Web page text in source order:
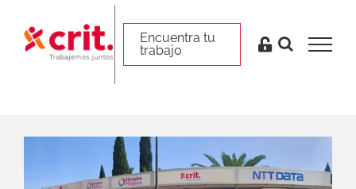
content
Encuentra tu
trabajo
Encuentra tu trabajo